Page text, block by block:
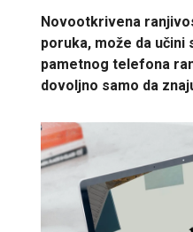
Novootkrivena
poruka, može da
pametnog telefona
dovoljno samo da